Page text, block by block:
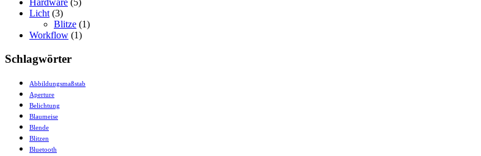
Hardware (5)
Licht(3)
Blitze (1)
Workflow (1)
Schlagwörter
Abbildungsmaßstab
Aperture
Belichtung
Blaumeise
Blende
Blitzen
Bluetooth